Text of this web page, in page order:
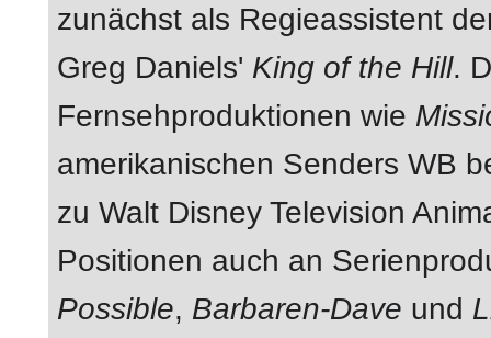
zunächst als Regieassistent
Greg Daniels' King of the Hill.
Fernsehproduktionen wie
amerikanischen Senders WB
zu Walt Disney Television
Positionen auch an
Possible, Barbaren-Dave und